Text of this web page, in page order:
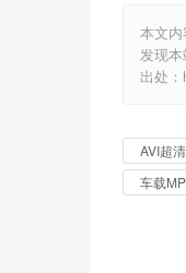
本文
发现
出处
AVI超
车载